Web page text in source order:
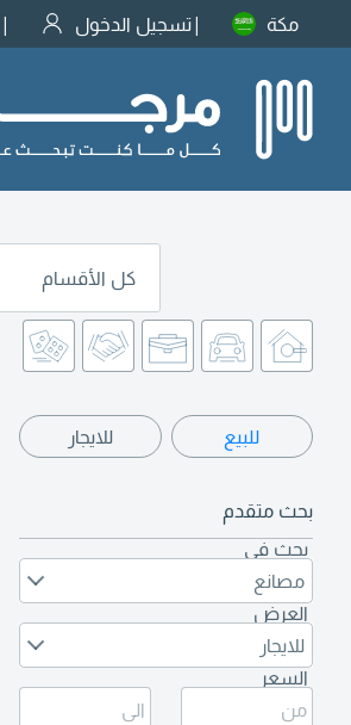
مكة تسجيل الدخول
كل الأقسام
للبيع للايجار
بحث متقدم
بحث في
مصانع
العرض
للايجار
السعر